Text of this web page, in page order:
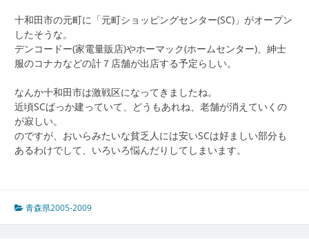
十和田市の元町に「元町ショッピングセンター(SC)」がオープン
したそうな。
デンコードー(家電量販店)やホーマック(ホームセンター)、紳士
服のコナカなどの計７店舗が出店する予定らしい。
なんか十和田市は激戦区になってきましたね。
近頃SCばっか建っていて、どうもあれね、老舗が消えていくの
が寂しい。
のですが、おいらみたいな貧乏人には安いSCは好ましい部分も
あるわけでして、いろいろ悩んだりしてしまいます。
青森県2005-2009